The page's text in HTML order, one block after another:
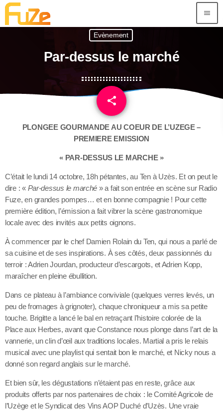
menu
Evènement
Par-dessus le marché
share
email
PLONGEE GOURMANDE AU COEUR DE L’UZEGE –
PREMIERE EMISSION
« PAR-DESSUS LE MARCHE »
C’était le lundi 14 octobre, 18h pétantes, au Ten à Uzès. Et on peut le
dire : « Par-dessus le marché » a fait son entrée en scène sur Radio
Fuze, en grandes pompes… et en bonne compagnie ! Pour cette
première édition, l’émission a fait vibrer la scène gastronomique
locale avec des invités aux petits oignons.
À commencer par le chef Damien Rolain du Ten, qui nous a parlé de
sa cuisine et de ses inspirations. À ses côtés, deux passionnés du
terroir : Adrien Jourdan, producteur d’escargots, et Adrien Kopp,
maraîcher en pleine ébullition.
Dans ce plateau à l’ambiance conviviale (quelques verres levés, un
peu de fromages à grignoter), chaque chroniqueur a mis sa petite
touche. Brigitte a lancé le bal en retraçant l’histoire colorée de la
Place aux Herbes, avant que Constance nous plonge dans l’art de la
vannerie, un clin d’œil aux traditions locales. Martial a pris le relais
musical avec une playlist qui sentait bon le marché, et Nicky nous a
donné son regard anglais sur le marché.
Et bien sûr, les dégustations n’étaient pas en reste, grâce aux
produits offerts par nos partenaires de choix : le Comité Agricole de
l’Uzège et le Syndicat des Vins AOP Duché d’Uzès. Une vraie